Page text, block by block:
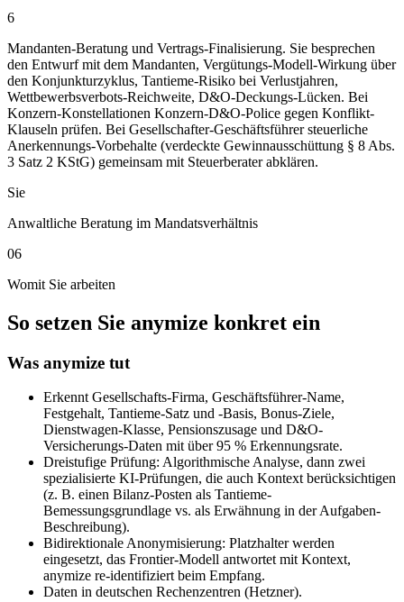
6
Mandanten-Beratung und Vertrags-Finalisierung. Sie besprechen
den Entwurf mit dem Mandanten, Vergütungs-Modell-Wirkung über
den Konjunkturzyklus, Tantieme-Risiko bei Verlustjahren,
Wettbewerbsverbots-Reichweite, D&O-Deckungs-Lücken. Bei
Konzern-Konstellationen Konzern-D&O-Police gegen Konflikt-
Klauseln prüfen. Bei Gesellschafter-Geschäftsführer steuerliche
Anerkennungs-Vorbehalte (verdeckte Gewinnausschüttung § 8 Abs.
3 Satz 2 KStG) gemeinsam mit Steuerberater abklären.
Sie
Anwaltliche Beratung im Mandatsverhältnis
06
Womit Sie arbeiten
So setzen Sie anymize konkret ein
Was anymize tut
Erkennt Gesellschafts-Firma, Geschäftsführer-Name,
Festgehalt, Tantieme-Satz und -Basis, Bonus-Ziele,
Dienstwagen-Klasse, Pensionszusage und D&O-
Versicherungs-Daten mit über 95 % Erkennungsrate.
Dreistufige Prüfung: Algorithmische Analyse, dann zwei
spezialisierte KI-Prüfungen, die auch Kontext berücksichtigen
(z. B. einen Bilanz-Posten als Tantieme-
Bemessungsgrundlage vs. als Erwähnung in der Aufgaben-
Beschreibung).
Bidirektionale Anonymisierung: Platzhalter werden
eingesetzt, das Frontier-Modell antwortet mit Kontext,
anymize re-identifiziert beim Empfang.
Daten in deutschen Rechenzentren (Hetzner).